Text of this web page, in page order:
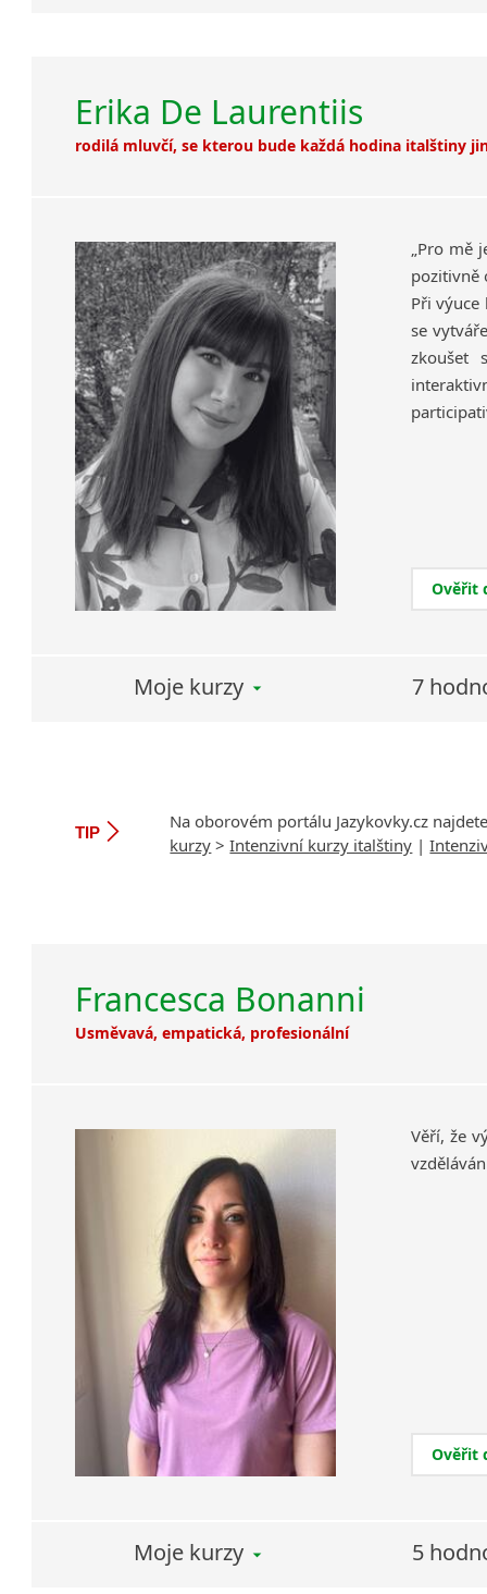
Erika De Laurentiis
rodilá mluvčí, se kterou bude každá hodina italštiny
„Pro
pozitivně
Při výuce
se
zkoušet
Ověřit
Moje kurzy 7
TIP
Na oborovém portálu Jazykovky.cz
kurzy >Intenzivní kurzy italštiny |
Francesca Bonanni
Usměvavá, empatická, profesionální
Věří, že
Ověřit
Moje kurzy 5